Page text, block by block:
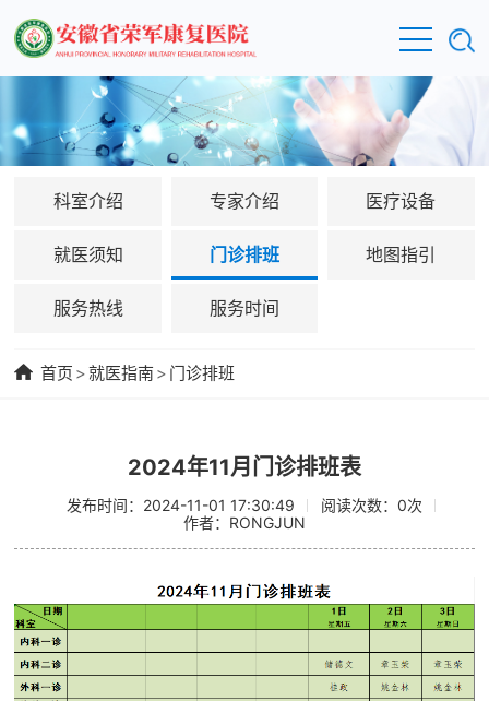
科室介绍 专家介绍 医疗设备
就医须知 门诊排班 地图指引
服务热线 服务时间
首页 >就医指南 > 门诊排班
2024年11月门诊排班表
发布时间：2024-11-01 17:30:49 阅读次数： 0次
作者：RONGJUN